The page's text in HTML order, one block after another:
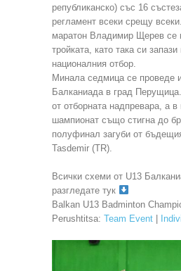
републиканско) със 16
регламент всеки срещу
маратон Владимир Щерев се
тройката, като така си
националния отбор.
Минала седмица се проведе
Балканиада в град
от отборната надпревара, а
шампионат също стигна до
полуфинал загуби от
Tasdemir (TR).
Всички схеми от U13
разгледате тук
Balkan U13 Badminton
Perushtitsa: Team Event